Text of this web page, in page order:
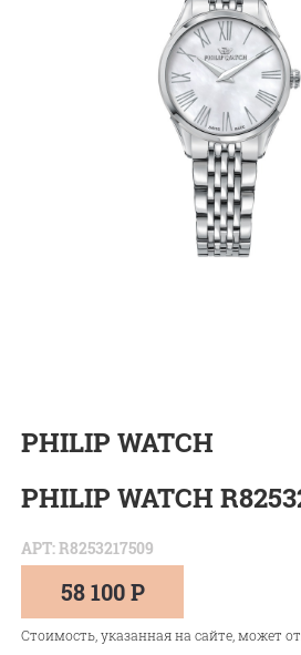
PHILIP WATCH
PHILIP WATCH
АРТ: R8253217509
58 100 Р
Стоимость, указанная на сайте, может